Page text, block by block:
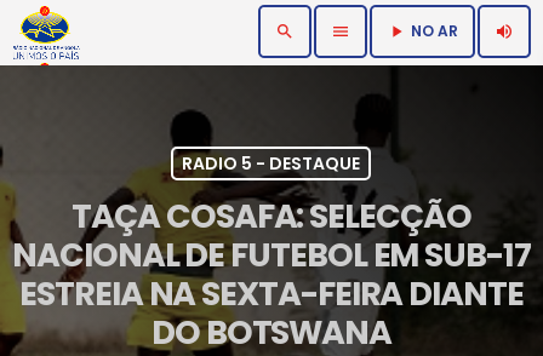
search menu play_arrow NO AR volume_up
RADIO 5 - DESTAQUE
TAÇA COSAFA: SELECÇÃO
NACIONAL DE FUTEBOL EM SUB-17
ESTREIA NA SEXTA-FEIRA DIANTE
DO BOTSWANA